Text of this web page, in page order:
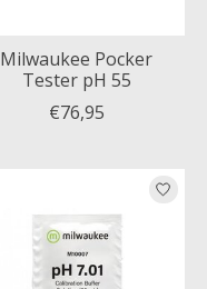
Milwaukee Pocker
Tester pH 55
€76,95